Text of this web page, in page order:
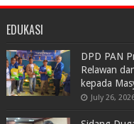
EDUKASI
DPD PAN
Relawan
kepada
July 26,